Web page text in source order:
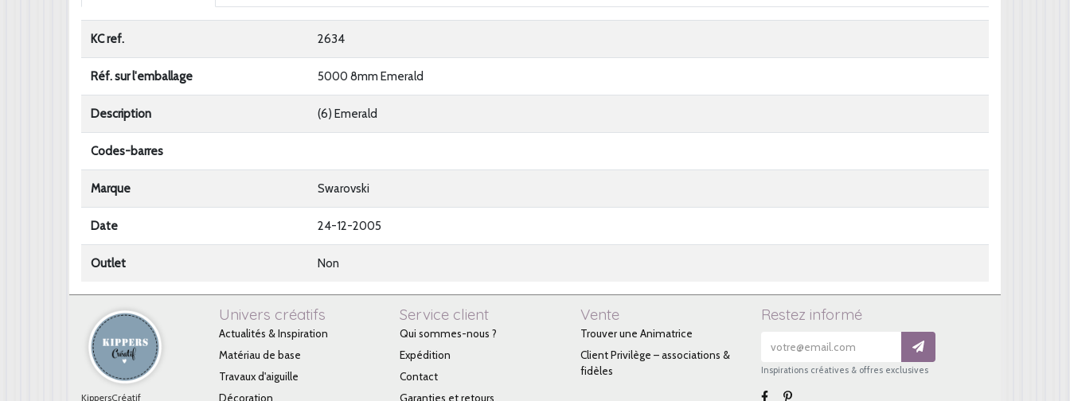
KC ref. 2634
Réf. sur l'emballage 5000 8mm Emerald
Description (6) Emerald
Codes-barres
Marque Swarovski
Date 24-12-2005
Outlet Non
KippersCréatif
Univers créatifs
Actualités & Inspiration
Matériau de base
Travaux d'aiguille
Décoration
Service client
Qui sommes-nous ?
Expédition
Contact
Garanties et retours
Vente
Trouver une Animatrice
Client Privilège – associations &
fidèles
Restez informé
Inspirations créatives & offres exclusives